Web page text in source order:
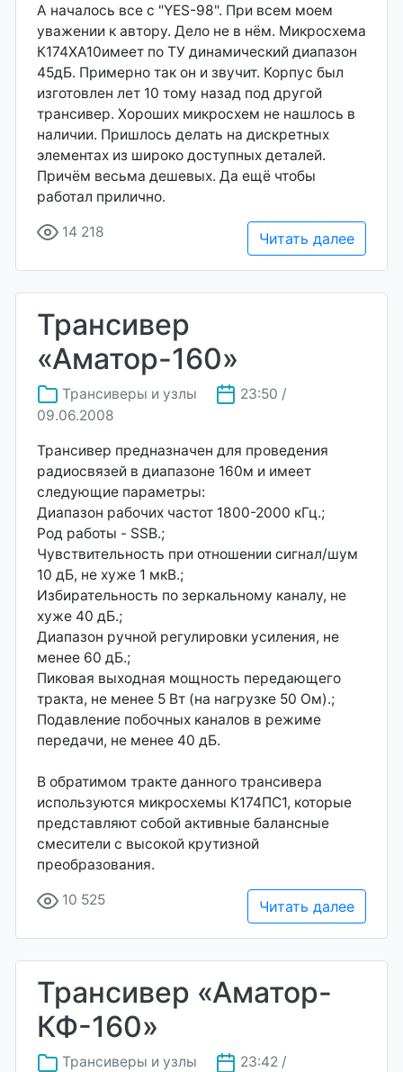
А началось все с "YES-98". При всем моем
уважении к автору. Дело не в нём. Микросхема
К174ХА10имеет по ТУ динамический диапазон
45дБ. Примерно так он и звучит. Корпус был
изготовлен лет 10 тому назад под другой
трансивер. Хороших микросхем не нашлось в
наличии. Пришлось делать на дискретных
элементах из широко доступных деталей.
Причём весьма дешевых. Да ещё чтобы
работал прилично.
14 218 Читать далее
Трансивер
«Аматор-160»
Трансиверы и узлы
23:50 /
09.06.2008
Трансивер предназначен для проведения
радиосвязей в диапазоне 160м и имеет
следующие параметры:
Диапазон рабочих частот 1800-2000 кГц.;
Род работы - SSB.;
Чувствительность при отношении сигнал/шум
10 дБ, не хуже 1 мкВ.;
Избирательность по зеркальному каналу, не
хуже 40 дБ.;
Диапазон ручной регулировки усиления, не
менее 60 дБ.;
Пиковая выходная мощность передающего
тракта, не менее 5 Вт (на нагрузке 50 Ом).;
Подавление побочных каналов в режиме
передачи, не менее 40 дБ.
В обратимом тракте данного трансивера
используются микросхемы К174ПС1, которые
представляют собой активные балансные
смесители с высокой крутизной
преобразования.
10 525 Читать далее
Трансивер «Аматор-
КФ-160»
Трансиверы и узлы
23:42 /